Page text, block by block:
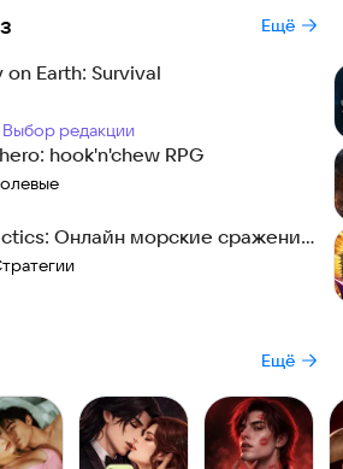
Ещё
on Earth: Survival
:
выбор редакции
hook'n'chew RPG
Онлайн морские сражения
Ещё